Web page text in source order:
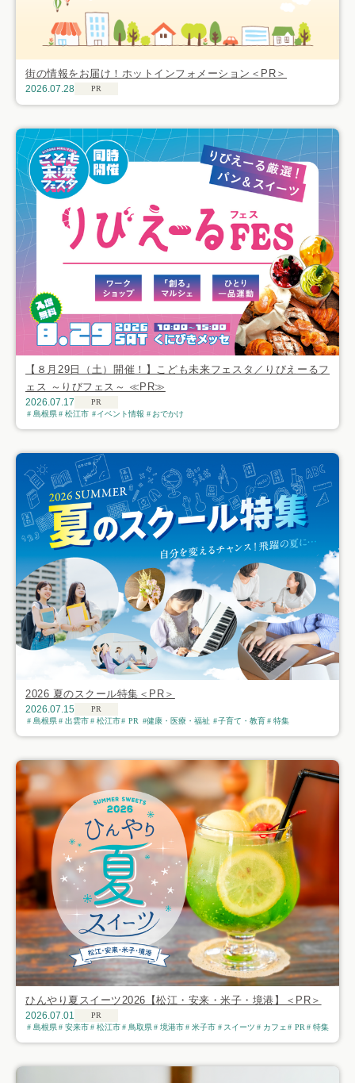
街の情報をお届け！ホットインフォメーション＜PR＞
2026.07.28 PR
【８月29日（土）開催！】こども未来フェスタ／りびえーるフ
ェス ～りびフェス～ ≪PR≫
2026.07.17
PR
島根県
松江市 イベント情報 おでかけ
2026 夏のスクール特集＜PR＞
2026.07.15
PR
島根県
出雲市 松江市 PR 健康・医療・福祉 子育て・教育 特集
ひんやり夏スイーツ2026【松江・安来・米子・境港】＜PR＞
2026.07.01
PR
島根県
安来市 松江市 鳥取県 境港市 米子市 スイーツ カフェ PR 特集